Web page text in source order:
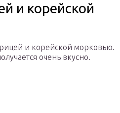
и корейской
и корейской морковью.
очень вкусно.